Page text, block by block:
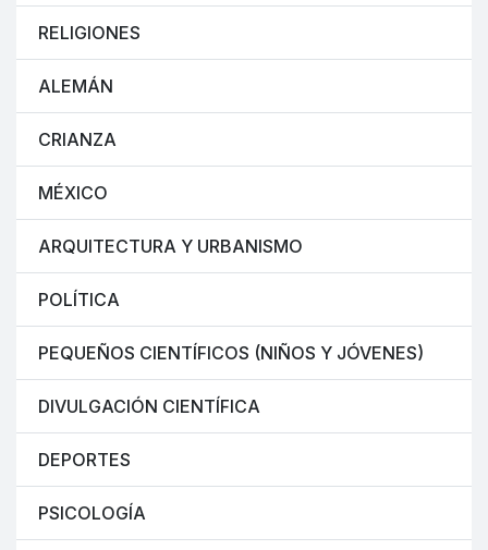
RELIGIONES
ALEMÁN
CRIANZA
MÉXICO
ARQUITECTURA Y URBANISMO
POLÍTICA
PEQUEÑOS CIENTÍFICOS (NIÑOS Y JÓVENES)
DIVULGACIÓN CIENTÍFICA
DEPORTES
PSICOLOGÍA